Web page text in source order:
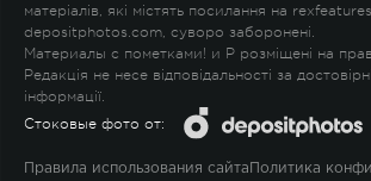
матеріалів, які містять посилання на
depositphotos.com, суворо заборонені.
Материалы с пометками! и P розміщені на
Редакція не несе відповідальності за
інформації.
Стоковые фото от:
Правила использования сайта Политика